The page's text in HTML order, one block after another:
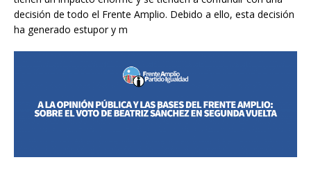
decisión de todo el Frente Amplio. Debido a ello, esta decisión
ha generado estupor y m